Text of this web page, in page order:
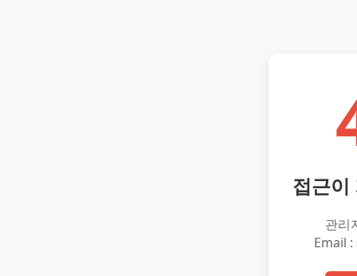
접근이
관리
Email